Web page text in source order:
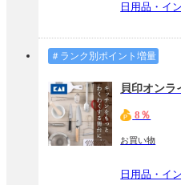
日用品・イ
＃ランク別ポイント増量
貝印オンラ
8％
お買い物
日用品・イ